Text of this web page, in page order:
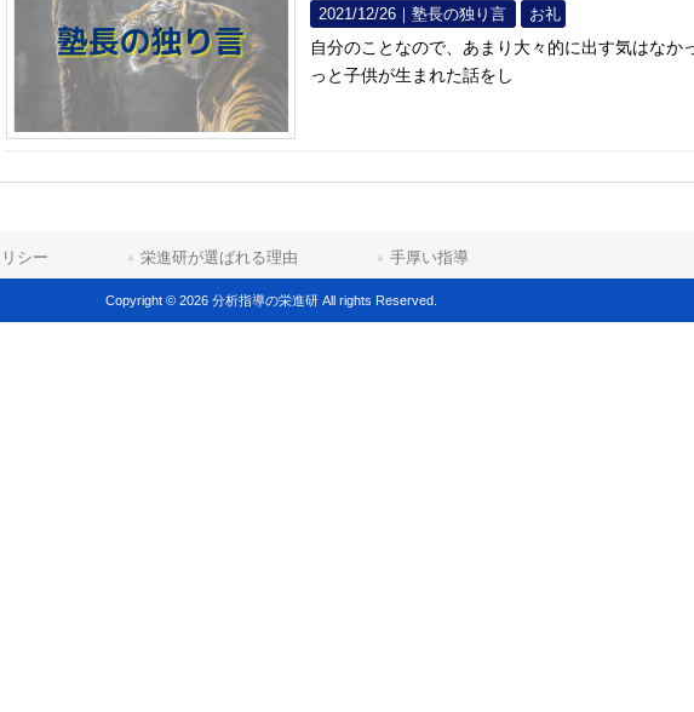
2021/12/26｜塾長の独り言 お礼
自分のことなので、あまり大々的に出す気はな
っと子供が生まれた話をし
シー 栄進研が選ばれる理由 手厚い指導
Copyright © 2026 分析指導の栄進研 All rights Reserved.